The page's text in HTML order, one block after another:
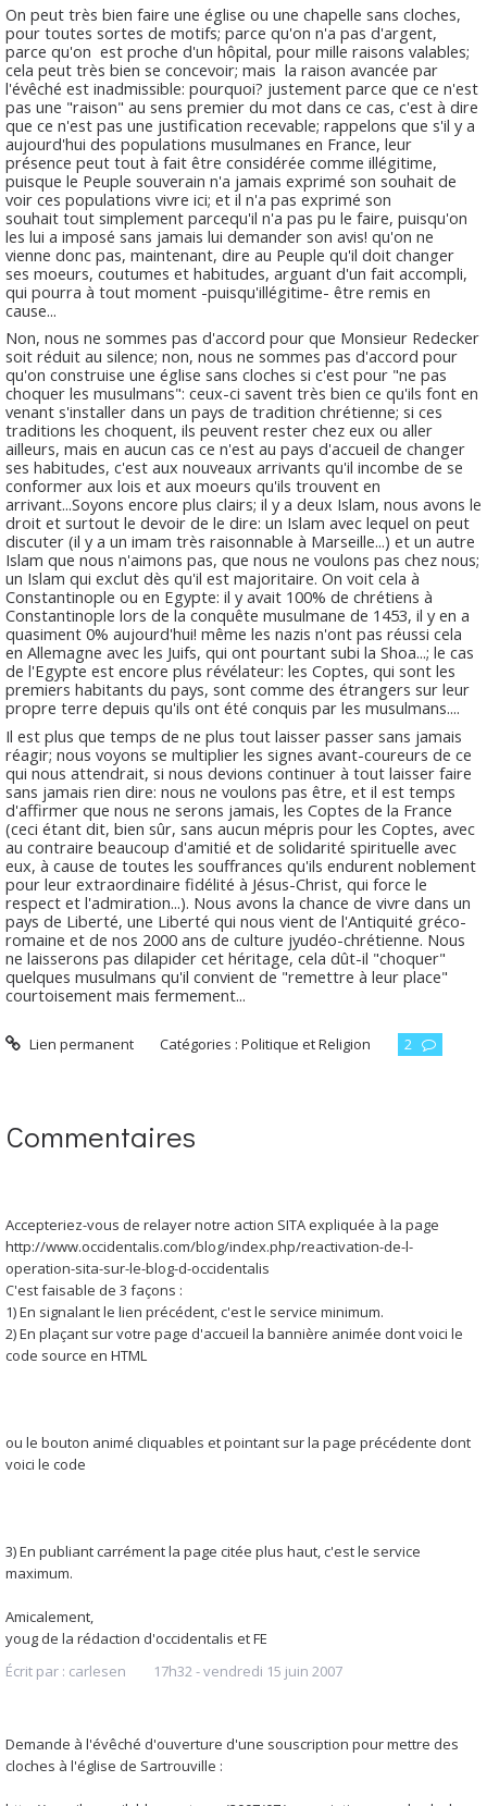
On peut très bien faire une église ou une chapelle sans cloches,
pour toutes sortes de motifs; parce qu'on n'a pas d'argent,
parce qu'on est proche d'un hôpital, pour mille raisons valables;
cela peut très bien se concevoir; mais la raison avancée par
l'évêché est inadmissible: pourquoi? justement parce que ce n'est
pas une "raison" au sens premier du mot dans ce cas, c'est à dire
que ce n'est pas une justification recevable; rappelons que s'il y a
aujourd'hui des populations musulmanes en France, leur
présence peut tout à fait être considérée comme illégitime,
puisque le Peuple souverain n'a jamais exprimé son souhait de
voir ces populations vivre ici; et il n'a pas exprimé son
souhait tout simplement parcequ'il n'a pas pu le faire, puisqu'on
les lui a imposé sans jamais lui demander son avis! qu'on ne
vienne donc pas, maintenant, dire au Peuple qu'il doit changer
ses moeurs, coutumes et habitudes, arguant d'un fait accompli,
qui pourra à tout moment -puisqu'illégitime- être remis en
cause...
Non, nous ne sommes pas d'accord pour que Monsieur Redecker
soit réduit au silence; non, nous ne sommes pas d'accord pour
qu'on construise une église sans cloches si c'est pour "ne pas
choquer les musulmans": ceux-ci savent très bien ce qu'ils font en
venant s'installer dans un pays de tradition chrétienne; si ces
traditions les choquent, ils peuvent rester chez eux ou aller
ailleurs, mais en aucun cas ce n'est au pays d'accueil de changer
ses habitudes, c'est aux nouveaux arrivants qu'il incombe de se
conformer aux lois et aux moeurs qu'ils trouvent en
arrivant...Soyons encore plus clairs; il y a deux Islam, nous avons le
droit et surtout le devoir de le dire: un Islam avec lequel on peut
discuter (il y a un imam très raisonnable à Marseille...) et un autre
Islam que nous n'aimons pas, que nous ne voulons pas chez nous;
un Islam qui exclut dès qu'il est majoritaire. On voit cela à
Constantinople ou en Egypte: il y avait 100% de chrétiens à
Constantinople lors de la conquête musulmane de 1453, il y en a
quasiment 0% aujourd'hui! même les nazis n'ont pas réussi cela
en Allemagne avec les Juifs, qui ont pourtant subi la Shoa...; le cas
de l'Egypte est encore plus révélateur: les Coptes, qui sont les
premiers habitants du pays, sont comme des étrangers sur leur
propre terre depuis qu'ils ont été conquis par les musulmans....
Il est plus que temps de ne plus tout laisser passer sans jamais
réagir; nous voyons se multiplier les signes avant-coureurs de ce
qui nous attendrait, si nous devions continuer à tout laisser faire
sans jamais rien dire: nous ne voulons pas être, et il est temps
d'affirmer que nous ne serons jamais, les Coptes de la France
(ceci étant dit, bien sûr, sans aucun mépris pour les Coptes, avec
au contraire beaucoup d'amitié et de solidarité spirituelle avec
eux, à cause de toutes les souffrances qu'ils endurent noblement
pour leur extraordinaire fidélité à Jésus-Christ, qui force le
respect et l'admiration...). Nous avons la chance de vivre dans un
pays de Liberté, une Liberté qui nous vient de l'Antiquité gréco-
romaine et de nos 2000 ans de culture jyudéo-chrétienne. Nous
ne laisserons pas dilapider cet héritage, cela dût-il "choquer"
quelques musulmans qu'il convient de "remettre à leur place"
courtoisement mais fermement...
Lien permanent Catégories :Politique et Religion 2
Commentaires
Accepteriez-vous de relayer notre action SITA expliquée à la page
http://www.occidentalis.com/blog/index.php/reactivation-de-l-
operation-sita-sur-le-blog-d-occidentalis
C'est faisable de 3 façons :
1) En signalant le lien précédent, c'est le service minimum.
2) En plaçant sur votre page d'accueil la bannière animée dont voici le
code source en HTML
ou le bouton animé cliquables et pointant sur la page précédente dont
voici le code
3) En publiant carrément la page citée plus haut, c'est le service
maximum.
Amicalement,
youg de la rédaction d'occidentalis et FE
Écrit par : carlesen 17h32-vendredi 15 juin 2007
Demande à l'évêché d'ouverture d'une souscription pour mettre des
cloches à l'église de Sartrouville :